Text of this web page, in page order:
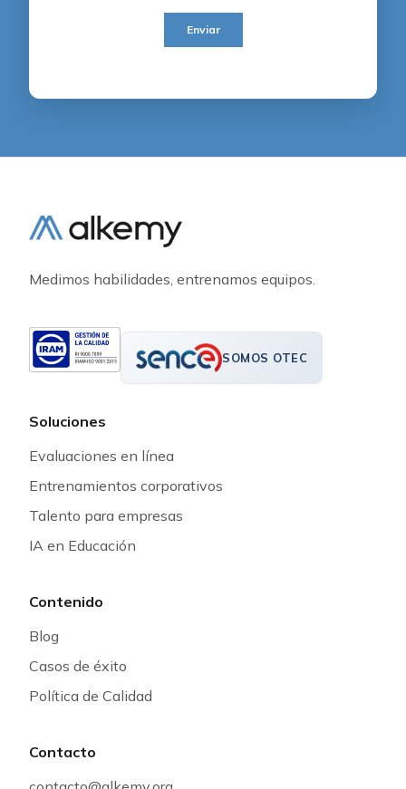
Medimos habilidades, entrenamos equipos.
SOMOS OTEC
Soluciones
Evaluaciones en línea
Entrenamientos corporativos
Talento para empresas
IA en Educación
Contenido
Blog
Casos de éxito
Política de Calidad
Contacto